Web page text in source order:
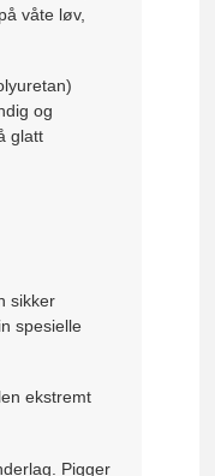
våte løv,
og
glatt
sikker
spesielle
ekstremt
Pigger